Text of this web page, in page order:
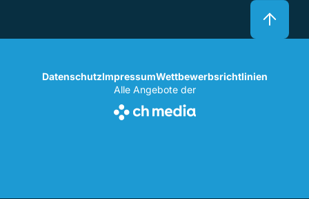
DatenschutzImpressumWettbewerbsrichtlinien
Alle Angebote der